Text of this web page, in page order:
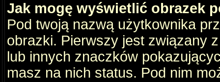
Jak mogę wyświetlić obrazek
Pod twoją nazwą użytkownika
obrazki. Pierwszy jest związany
lub innych znaczków
masz na nich status. Pod nim